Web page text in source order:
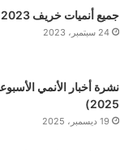
جميع أنميات خريف 2023 – قائمة كاملة
24 سبتمبر، 2023
2025)
19 ديسمبر، 2025